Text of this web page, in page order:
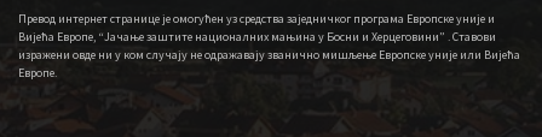
Превод интернет странице је омогућен уз средства заједничког програма Европске уније и
Вијећа Европе, “Јачање заштите националних мањина у Босни и Херцеговини” . Ставови
изражени овде ни у ком случају не одражавају званично мишљење Европске уније или Вијећа
Европе.